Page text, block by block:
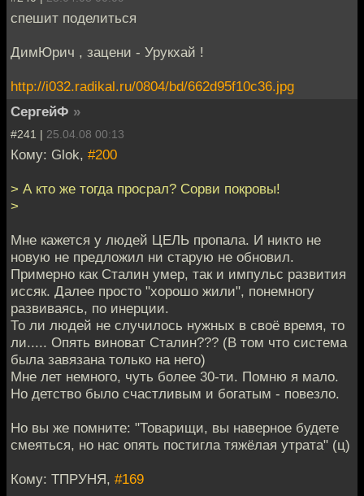
спешит поделиться
ДимЮрич , зацени - Урукхай !
http://i032.radikal.ru/0804/bd/662d95f10c36.jpg
СергейФ »
#241 | 25.04.08 00:13
Кому: Glok, #200
> А кто же тогда просрал? Сорви покровы!
>
Мне кажется у людей ЦЕЛЬ пропала. И никто не
новую не предложил ни старую не обновил.
Примерно как Сталин умер, так и импульс развития
иссяк. Далее просто "хорошо жили", понемногу
развиваясь, по инерции.
То ли людей не случилось нужных в своё время, то
ли..... Опять виноват Сталин??? (В том что система
была завязана только на него)
Мне лет немного, чуть более 30-ти. Помню я мало.
Но детство было счастливым и богатым - повезло.
Но вы же помните: "Товарищи, вы наверное будете
смеяться, но нас опять постигла тяжёлая утрата" (ц)
Кому: ТПРУНЯ, #169